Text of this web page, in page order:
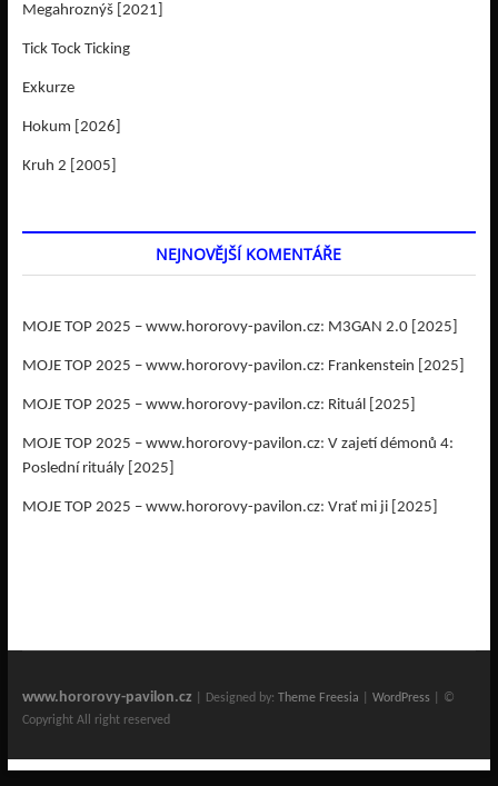
Megahroznýš [2021]
Tick Tock Ticking
Exkurze
Hokum [2026]
Kruh 2 [2005]
NEJNOVĚJŠÍ KOMENTÁŘE
MOJE TOP 2025 – www.hororovy-pavilon.cz: M3GAN 2.0 [2025]
MOJE TOP 2025 – www.hororovy-pavilon.cz: Frankenstein [2025]
MOJE TOP 2025 – www.hororovy-pavilon.cz: Rituál [2025]
MOJE TOP 2025 – www.hororovy-pavilon.cz: V zajetí démonů 4:
Poslední rituály [2025]
MOJE TOP 2025 – www.hororovy-pavilon.cz: Vrať mi ji [2025]
www.hororovy-pavilon.cz | Designed by: Theme Freesia WordPress | ©
Copyright All right reserved